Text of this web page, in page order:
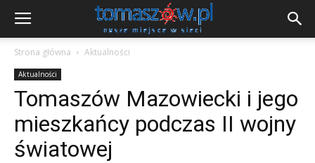
Strona główna Aktualności
Aktualności
Tomaszów Mazowiecki i jego
mieszkańcy podczas II wojny
światowej